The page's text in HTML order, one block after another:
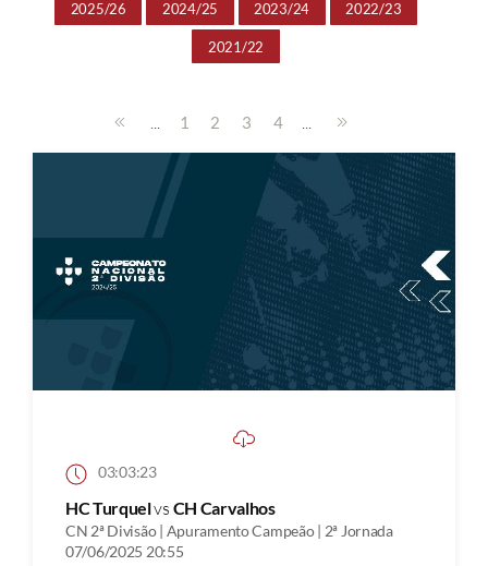
2025/26 2024/25 2023/24 2022/23
2021/22
... 1 2 3 4 ...
03:03:23
HC Turquelvs CH Carvalhos
CN 2ª Divisão | Apuramento Campeão | 2ª Jornada
07/06/2025 20:55